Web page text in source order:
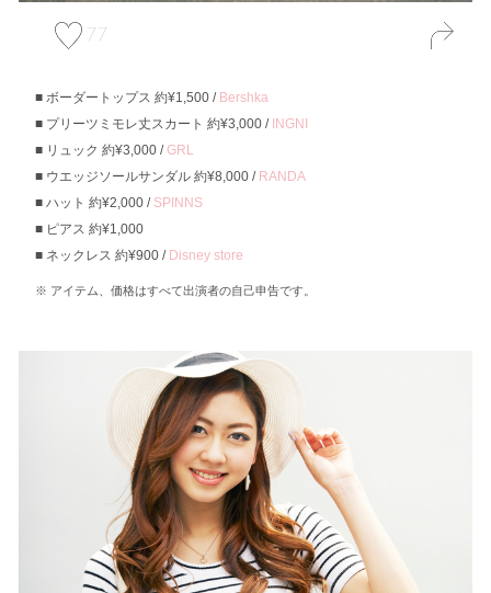
77
ボーダートップス 約¥1,500 / Bershka
プリーツミモレ丈スカート 約¥3,000 / INGNI
リュック 約¥3,000 /GRL
ウエッジソールサンダル 約¥8,000 / RANDA
ハット 約¥2,000 / SPINNS
ピアス 約¥1,000
ネックレス 約¥900 / Disney store
アイテム、価格はすべて出演者の自己申告です。